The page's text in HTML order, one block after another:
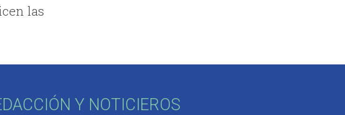
las
Y NOTICIEROS